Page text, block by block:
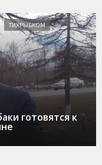
готовятся к
ТИХРЫБКОМ